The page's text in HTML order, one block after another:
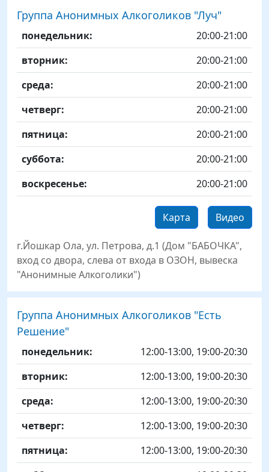
Группа Анонимных Алкоголиков "Луч"
понедельник:
20:00-21:00
вторник:
20:00-21:00
среда:
20:00-21:00
четверг:
20:00-21:00
пятница:
20:00-21:00
суббота:
20:00-21:00
воскресенье:
20:00-21:00
Видео
Карта
г.Йошкар Ола, ул. Петрова, д.1 (Дом "БАБОЧКА",
вход со двора, слева от входа в ОЗОН, вывеска
"Анонимные Алкоголики")
Группа Анонимных Алкоголиков "Есть
Решение"
понедельник:
12:00-13:00, 19:00-20:30
вторник:
12:00-13:00, 19:00-20:30
среда:
12:00-13:00, 19:00-20:30
четверг:
12:00-13:00, 19:00-20:30
пятница:
12:00-13:00, 19:00-20:30